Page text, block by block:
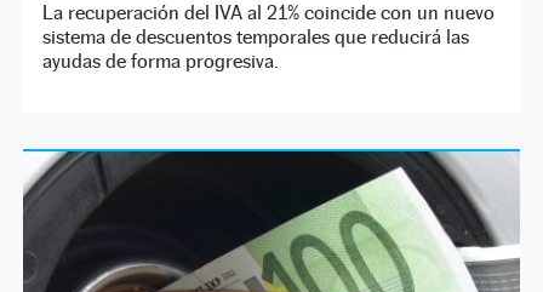
La recuperación del IVA al 21% coincide con un nuevo
sistema de descuentos temporales que reducirá las
ayudas de forma progresiva.